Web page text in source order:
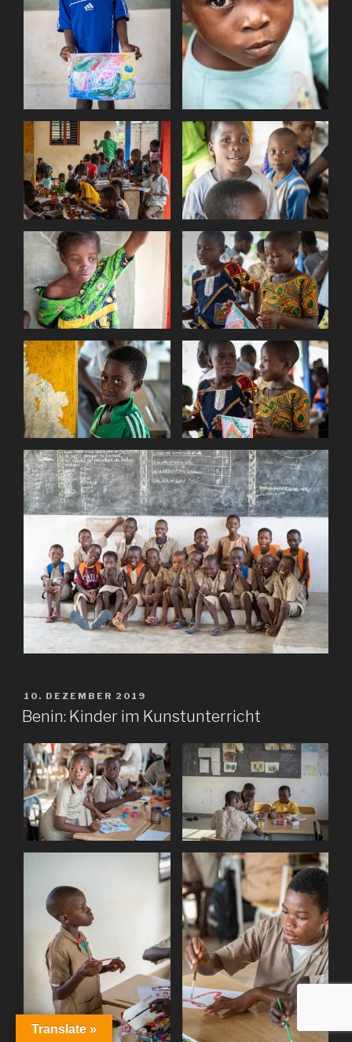
VERÖFFENTLICHT
AM
10. DEZEMBER 2019
Benin: Kinder im Kunstunterricht
Translate »